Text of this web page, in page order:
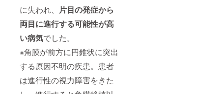
に失われ、
片目の発症から
両目に進行する可能性が高
い病気でした。
※角膜が前方に円錐状に突出
する原因不明の疾患。患者
は進行性の視力障害をきた